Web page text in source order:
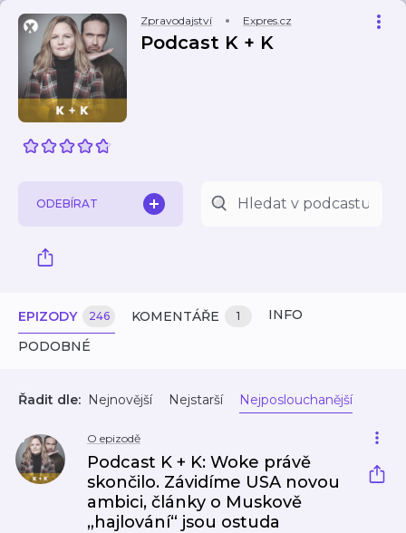
Zpravodajství Expres.cz
Podcast K + K
ODEBÍRAT
EPIZODY 246 KOMENTÁŘE 1
INFO
PODOBNÉ
Řadit dle: Nejnovější Nejstarší Nejposlouchanější
O epizodě
Podcast K + K: Woke právě
skončilo. Závidíme USA novou
ambici, články o Muskově
„hajlování“ jsou ostuda